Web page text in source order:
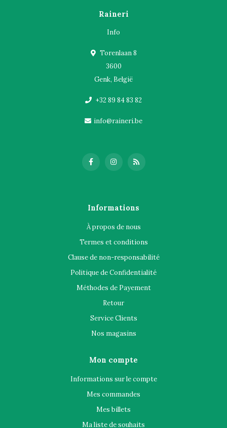
Raineri
Info
Torenlaan 8
3600
Genk, België
+32 89 84 83 82
info@raineri.be
Informations
À propos de nous
Termes et conditions
Clause de non-responsabilité
Politique de Confidentialité
Méthodes de Payement
Retour
Service Clients
Nos magasins
Mon compte
Informations sur le compte
Mes commandes
Mes billets
Ma liste de souhaits